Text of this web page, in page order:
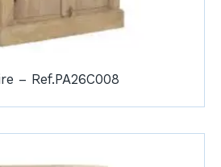
– Ref.PA26C008